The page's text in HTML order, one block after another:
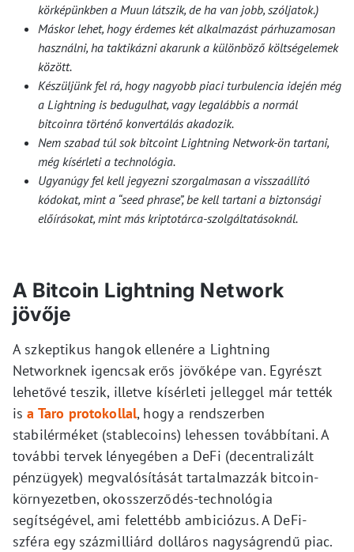
körképünkben a Muun látszik, de ha van jobb, szóljatok.)
Máskor lehet, hogy érdemes két alkalmazást párhuzamosan
használni, ha taktikázni akarunk a különböző költségelemek
között.
Készüljünk fel rá, hogy nagyobb piaci turbulencia idején még
a Lightning is bedugulhat, vagy legalábbis a normál
bitcoinra történő konvertálás akadozik.
Nem szabad túl sok bitcoint Lightning Network-ön tartani,
még kísérleti a technológia.
Ugyanúgy fel kell jegyezni szorgalmasan a visszaállító
kódokat, mint a “seed phrase”, be kell tartani a biztonsági
előírásokat, mint más kriptotárca-szolgáltatásoknál.
A Bitcoin Lightning Network
jövője
A szkeptikus hangok ellenére a Lightning
Networknek igencsak erős jövőképe van. Egyrészt
lehetővé teszik, illetve kísérleti jelleggel már tették
isa Taro protokollal, hogy a rendszerben
stabilérméket (stablecoins) lehessen továbbítani. A
további tervek lényegében a DeFi (decentralizált
pénzügyek) megvalósítását tartalmazzák bitcoin-
környezetben, okosszerződés-technológia
segítségével, ami felettébb ambiciózus. A DeFi-
szféra egy százmilliárd dolláros nagyságrendű piac.